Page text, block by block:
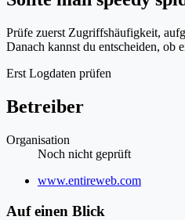
Prüfe zuerst Zugriffshäufigkeit,
Danach kannst du entscheiden, ob
Erst Logdaten prüfen
Betreiber
Organisation
Noch nicht geprüft
Website
www.entireweb.com
Auf einen Blick